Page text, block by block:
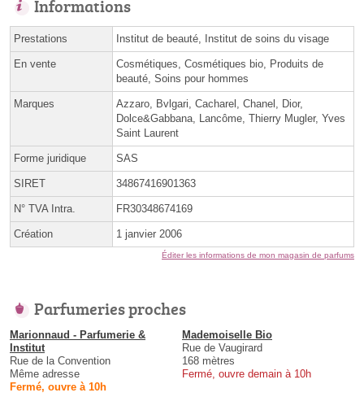
Informations
Prestations Institut de beauté, Institut de soins du visage
En vente
Cosmétiques, Cosmétiques bio, Produits de
beauté, Soins pour hommes
Marques
Azzaro, Bvlgari, Cacharel, Chanel, Dior,
Dolce&Gabbana, Lancôme, Thierry Mugler, Yves
Saint Laurent
Forme juridique SAS
SIRET 34867416901363
N° TVA Intra. FR30348674169
Création 1 janvier 2006
Éditer les informations de mon magasin de parfums
Parfumeries proches
Marionnaud - Parfumerie &
Institut
Rue de la Convention
Même adresse
Fermé, ouvre à 10h
Mademoiselle Bio
Rue de Vaugirard
168 mètres
Fermé, ouvre demain à 10h